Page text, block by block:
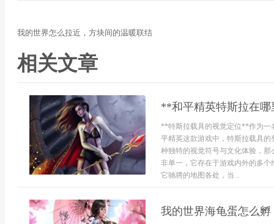
我的世界怎么拉近，方块间的温暖联结
相关文章
**和平精英特斯拉在
**特斯拉载具的视觉定位**作为一
平精英这款游戏中，特斯拉载具
种独特的视觉符号与文化体验，
非单一，它存在于游戏内外的多
它驰骋的地图各处，当...
我的世界海龟蛋怎么